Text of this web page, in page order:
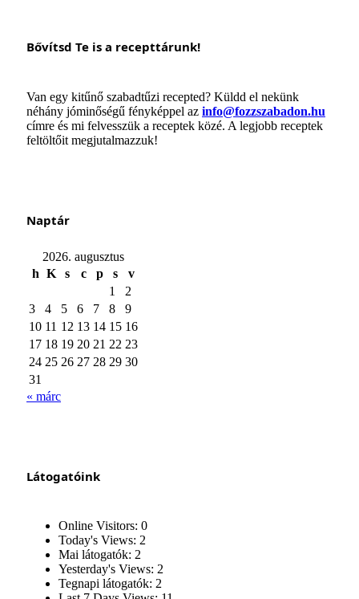
Bővítsd Te is a recepttárunk!
Van egy kitűnő szabadtűzi recepted? Küldd el nekünk
néhány jóminőségű fényképpel az info@fozzszabadon.hu
címre és mi felvesszük a receptek közé. A legjobb receptek
feltöltőit megjutalmazzuk!
Naptár
2026. augusztus
h K s c p s
v
1
2
3
4 5 6 7 8
9
10 11 12 13 14 15 16
17 18 19 20 21 22 23
24 25 26 27 28 29 30
31
« márc
Látogatóink
Online Visitors: 0
Today's Views: 2
Mai látogatók: 2
Yesterday's Views: 2
Tegnapi látogatók: 2